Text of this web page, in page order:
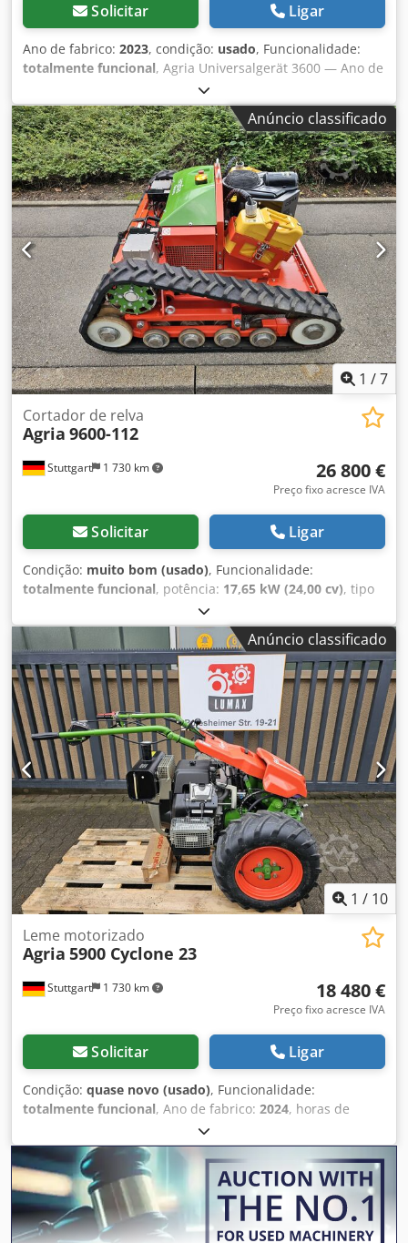
Solicitar Ligar
Ano de fabrico: 2023, condição: usado, Funcionalidade:
totalmente funcional, Agria Universalgerät 3600 — Ano de
fabrico 2023 Usado, proveniente da frota de aluguer
profissional da Kurt König Baumaschinen GmbH, Einbeck.
Condição e observações: - Estado: Usado proveniente de
aluguer, manutenção regular Dedpfx Apsy A E H Uebjkr -
Funcionamento: Totalmente operacional - As imagens do
produto são imagens de exemplo e mostram o
equipamento novo — o estado real pode variar conforme o
tempo de uso - Inspeção possível em 37574 Einbeck
mediante agendamento Preço: 4.900 EUR acrescidos de IVA
| EXW Einbeck | Entrega sob consulta
Anúncio classificado
1 /7
Stuttgart 1 730 km
Cortador de relva
Agria 9600-112
26 800 €
Preço fixo acresce IVA
Solicitar Ligar
Condição: muito bom (usado), Funcionalidade:
totalmente funcional, potência: 17,65 kW (24,00 cv), tipo
, combustível:
engrenagem:outro, Ano de fabrico:2023, AGRIA 9600 -
112 !!! 2ª Geração – novo modelo !!! Corta-relva com
lagartas controlada remotamente com plataforma mulch
de 112 cm Esta máquina AGRIA 9600-112 é do ano de 2023,
tem apenas 304 horas de funcionamento segundo o
contador e encontra-se em muito bom estado geral,
apresentando apenas sinais normais de uso e desgaste.
Serviço de manutenção realizado recentemente. O preço
de tabela atual é 44.900,-€. O preço líquido é 26.806,-€ //
Preço bruto 31.900,-€ - Inspeção / test drive possíveis! -
Envio em toda a Alemanha por 400,-€ via transportadora! -
Financiamento / leasing pode ser solicitado
individualmente! Djdpfxoxa Ar Tj Apbskr
Anúncio classificado
1 / 10
Stuttgart 1 730 km
Leme motorizado
Agria 5900 Cyclone 23
18 480 €
Preço fixo acresce IVA
Solicitar Ligar
Condição: quase novo (usado), Funcionalidade:
totalmente funcional, Ano de fabrico: 2024, horas de
, potência:
de combustível:gasolina, tipo de engrenagem:
hidrostático
, Agria 5900 Taifun Profi - Transportadora de
equipamentos hidrelétricos Detalhes técnicos: Motor a
gasolina Kawasaki de 2 cilindros e quatro tempos, 23 cv,
com partida elétrica Transmissão: transmissão hidrostática